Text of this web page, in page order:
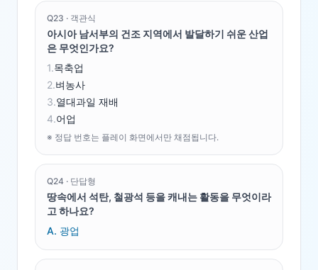
Q23 · 객관식
아시아 남서부의 건조 지역에서 발달하기 쉬운 산업
은 무엇인가요?
1.목축업
2.벼농사
3.열대과일 재배
4.어업
※ 정답 번호는 플레이 화면에서만 채점됩니다.
Q24 · 단답형
땅속에서 석탄, 철광석 등을 캐내는 활동을 무엇이라
고 하나요?
A. 광업